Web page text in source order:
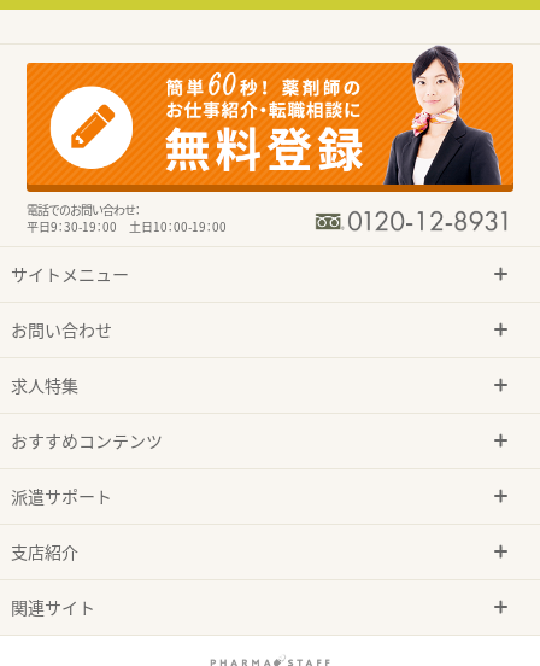
電話でのお問い合わせ：
平日9：30-19：00 土日10：00-19：00
サイトメニュー
お問い合わせ
求人特集
おすすめコンテンツ
派遣サポート
支店紹介
関連サイト